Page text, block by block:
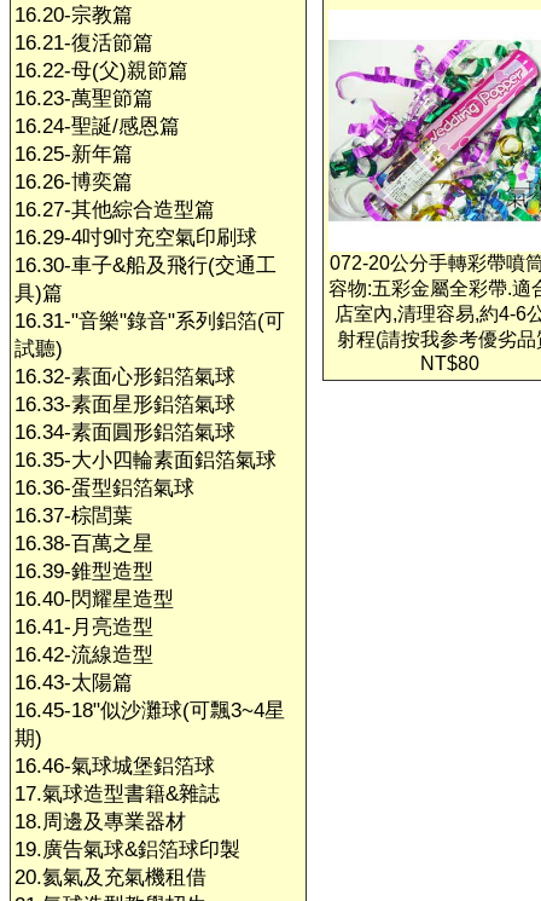
16.20-宗教篇
16.21-復活節篇
16.22-母(父)親節篇
16.23-萬聖節篇
16.24-聖誕/感恩篇
16.25-新年篇
16.26-博奕篇
16.27-其他綜合造型篇
16.29-4吋9吋充空氣印刷球
16.30-車子&船及飛行(交通工
具)篇
16.31-"音樂"錄音"系列鋁箔(可
試聽)
16.32-素面心形鋁箔氣球
16.33-素面星形鋁箔氣球
16.34-素面圓形鋁箔氣球
16.35-大小四輪素面鋁箔氣球
16.36-蛋型鋁箔氣球
16.37-棕閭葉
16.38-百萬之星
16.39-錐型造型
16.40-閃耀星造型
16.41-月亮造型
16.42-流線造型
16.43-太陽篇
16.45-18"似沙灘球(可飄3~4星
期)
16.46-氣球城堡鋁箔球
17.氣球造型書籍&雜誌
18.周邊及專業器材
19.廣告氣球&鋁箔球印製
20.氦氣及充氣機租借
072-20公分手轉彩帶噴
容物:五彩金屬全彩帶.適
店室內,清理容易,約4-6
射程(請按我参考優劣品
NT$80